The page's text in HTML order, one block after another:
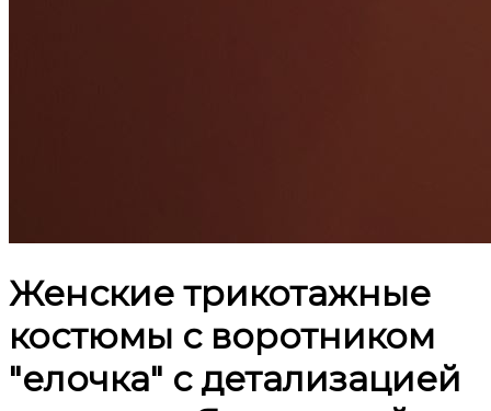
Женские трикотажные
костюмы с воротником
"елочка" с детализацией